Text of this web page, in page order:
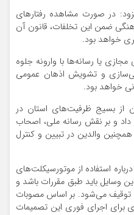
در صورت مشاهده رفتارهای
ضمن این تخلفات، قانون آن
خواهد بود.
یا رسانه‌ها با وارونه جلوه
و تشویش اذهان عمومی
خواهد بود.
از بسیج ظرفیت‌های استان در
داد و بر نقش رسانه ملی، اصحاب
والدین در تبیین و کنترل
استفاده از موتورسیکلت‌های
وسایل باید طبق مقررات باشد و
توقیف می‌شود. بر اساس مصوبات
برای اجرای فوری این تصمیمات